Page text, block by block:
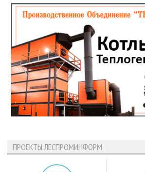
ПРОЕКТЫ ЛЕСПРОМИНФОРМ